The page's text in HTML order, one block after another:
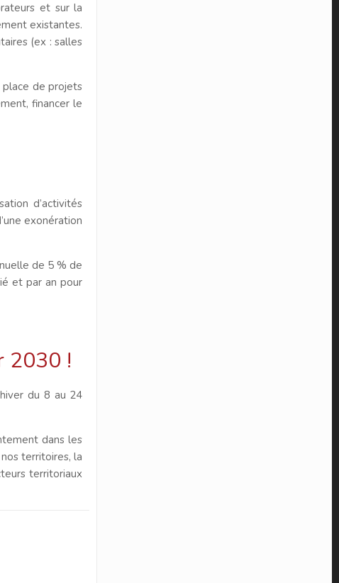
et sur la
existantes.
(ex : salles
de projets
financer le
d’activités
exonération
de 5 % de
et par an pour
2030 !
du 8 au 24
dans les
territoires, la
territoriaux